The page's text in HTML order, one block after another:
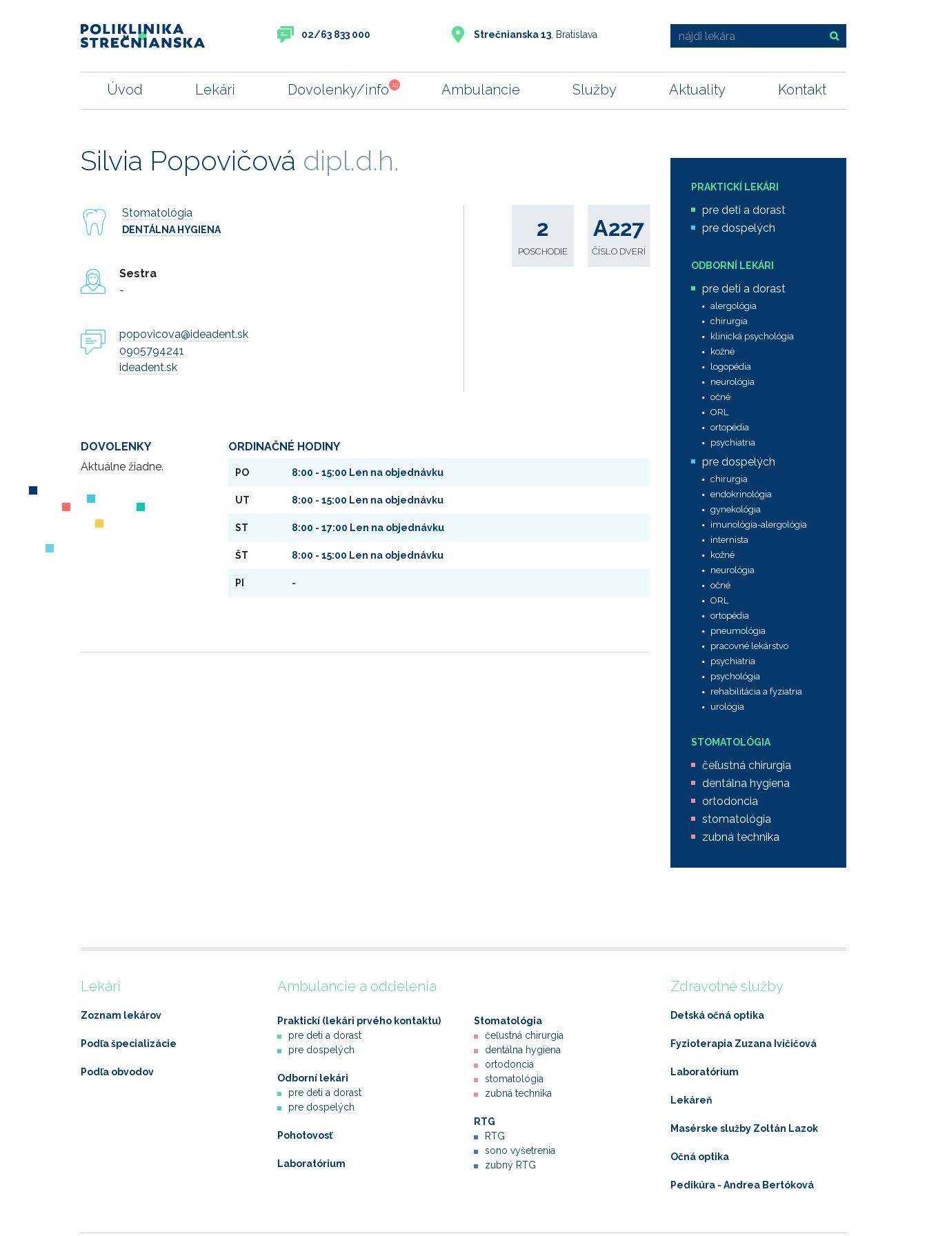
02/63 833 000 Strečnianska 13 , Bratislava
Úvod Lekári Dovolenky/info 19 Ambulancie Služby Aktuality Kontakt
Silvia Popovičová dipl.d.h.
Stomatológia
DENTÁLNA HYGIENA
Sestra
-
popovicova@ideadent.sk
0905794241
ideadent.sk
A227
ČÍSLO DVERÍ
2
POSCHODIE
DOVOLENKY
Aktuálne žiadne.
ORDINAČNÉ HODINY
PO 8:00 - 15:00 Len na objednávku
UT 8:00 - 15:00 Len na objednávku
ST 8:00 - 17:00 Len na objednávku
ŠT 8:00 - 15:00 Len na objednávku
PI -
PRAKTICKÍ LEKÁRI
pre deti a dorast
pre dospelých
ODBORNÍ LEKÁRI
pre deti a dorast
alergológia
chirurgia
klinická psychológia
kožné
logopédia
neurológia
očné
ORL
ortopédia
psychiatria
pre dospelých
chirurgia
endokrinológia
gynekológia
imunológia-alergológia
internista
kožné
neurológia
očné
ORL
ortopédia
pneumológia
pracovné lekárstvo
psychiatria
psychológia
rehabilitácia a fyziatria
urológia
STOMATOLÓGIA
čeľustná chirurgia
dentálna hygiena
ortodoncia
stomatológia
zubná technika
Lekári
Zoznam lekárov
Podľa špecializácie
Podľa obvodov
Ambulancie a oddelenia
Praktickí (lekári prvého kontaktu)
pre deti a dorast
pre dospelých
Odborní lekári
pre deti a dorast
pre dospelých
Pohotovosť
Laboratórium
Stomatológia
čeľustná chirurgia
dentálna hygiena
ortodoncia
stomatológia
zubná technika
RTG
RTG
sono vyšetrenia
zubný RTG
Zdravotné služby
Detská očná optika
Fyzioterapia Zuzana Ivičičová
Laboratórium
Lekáreň
Masérske služby Zoltán Lazok
Očná optika
Pedikúra - Andrea Bertóková